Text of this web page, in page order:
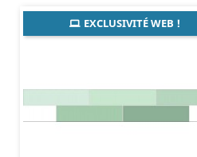
EXCLUSIVITÉ WEB !